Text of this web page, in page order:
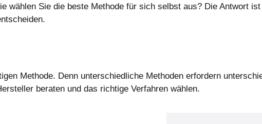
wählen Sie die beste Methode für sich selbst aus? Die Antwort
Methode. Denn unterschiedliche Methoden erfordern
beraten und das richtige Verfahren wählen.